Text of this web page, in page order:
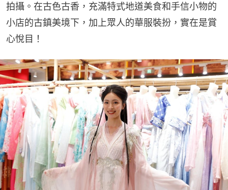
拍攝。在古色古香，充滿特式地道美食和手信小物的
小店的古鎮美境下，加上眾人的華服裝扮，實在是賞
心悅目！